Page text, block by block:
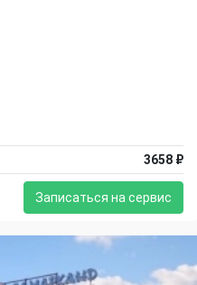
3658 ₽
Записаться на сервис